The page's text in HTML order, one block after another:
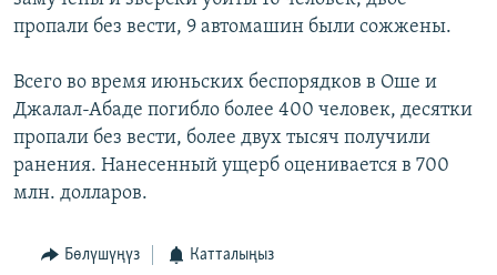
пропали без вести, 9 автомашин были сожжены.
Всего во время июньских беспорядков в Оше и
Джалал-Абаде погибло более 400 человек, десятки
пропали без вести, более двух тысяч получили
ранения. Нанесенный ущерб оценивается в 700
млн. долларов.
Бөлүшүңүз Катталыңыз